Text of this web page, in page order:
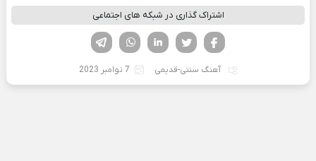
اشتراک گذاری در شبکه های اجتماعی
لینکدین تویتر
فیسوک
آهنگ سنتی-قدیمی 7 نوامبر 2023